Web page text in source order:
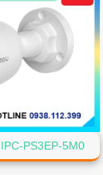
PS3EP-5M0